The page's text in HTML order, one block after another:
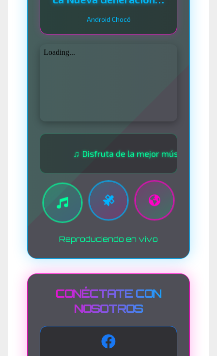
Android Chocó
♫ Disfruta de la mejor música las 24 horas
Reproduciendo en vivo
CONÉCTATE CON
NOSOTROS